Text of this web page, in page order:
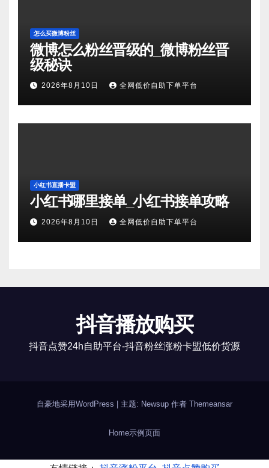
怎么买微博粉丝
微博怎么粉丝晋级的_微博粉丝晋
级秘诀
2026年8月10日 全网低价自助下单平台
小红书直播卡盟
小红书哪里接单_小红书接单攻略
2026年8月10日 全网低价自助下单平台
抖音播放购买
抖音点赞24h自助平台-抖音粉丝涨粉卡盟低价货源
自豪地采用WordPress | 主题: Newsup 作者 Themeansar
Home示例页面